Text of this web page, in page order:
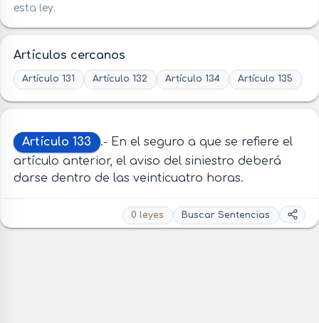
esta ley.
Artículos cercanos
Artículo 131 Artículo 132 Artículo 134 Artículo 135
Artículo 133
.- En el seguro a que se refiere el
artículo anterior, el aviso del siniestro deberá
darse dentro de las veinticuatro horas.
0 leyes Buscar Sentencias